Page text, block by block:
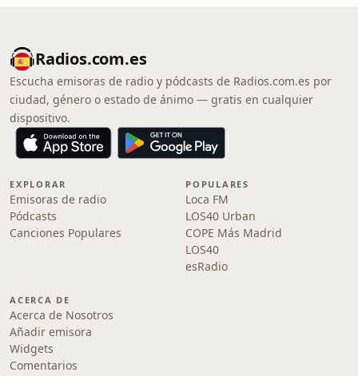
Radios.com.es
Escucha emisoras de radio y pódcasts de Radios.com.es por
ciudad, género o estado de ánimo — gratis en cualquier
dispositivo.
EXPLORAR
Emisoras de radio
Pódcasts
Canciones Populares
POPULARES
Loca FM
LOS40 Urban
COPE Más Madrid
LOS40
esRadio
ACERCA DE
Acerca de Nosotros
Añadir emisora
Widgets
Comentarios